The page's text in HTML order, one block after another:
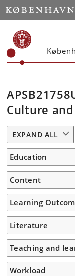
Culture
EXPAND ALL
Education
Content
Learning
Literature
Teaching and
Workload